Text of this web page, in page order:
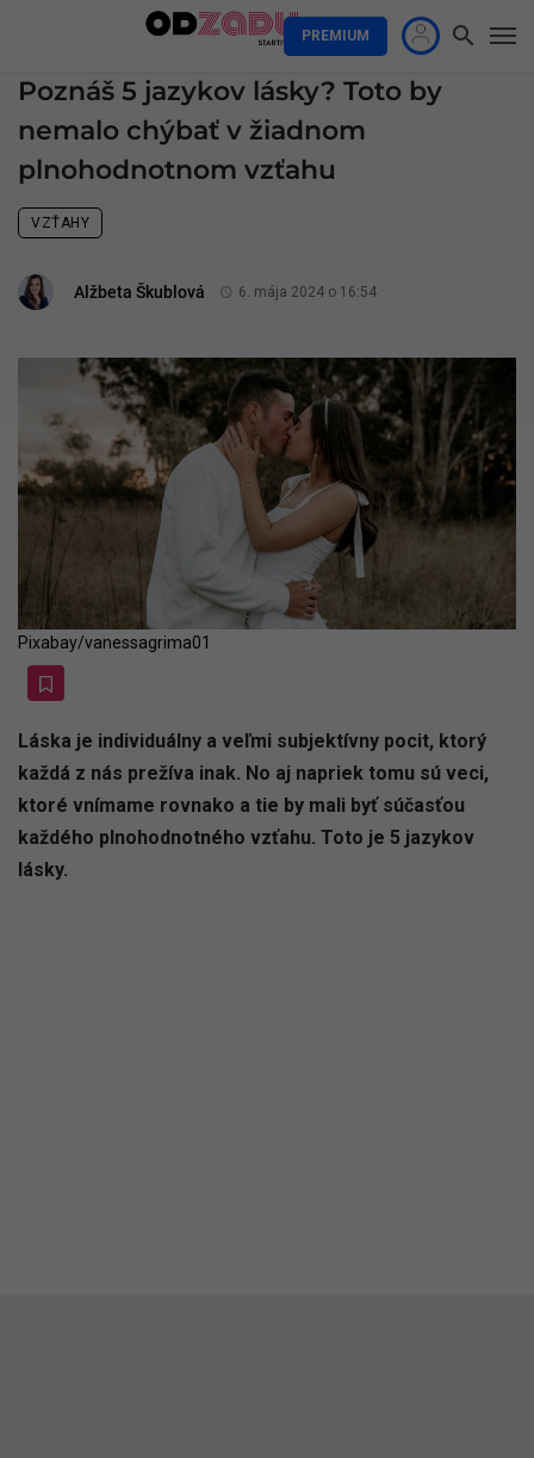
PREMIUM
Poznáš 5 jazykov lásky? Toto by
nemalo chýbať v žiadnom
plnohodnotnom vzťahu
VZŤAHY
Alžbeta Škublová 6. mája 2024 o 16:54
Pixabay/vanessagrima01
Láska je individuálny a veľmi subjektívny pocit, ktorý
každá z nás prežíva inak. No aj napriek tomu sú veci,
ktoré vnímame rovnako a tie by mali byť súčasťou
každého plnohodnotného vzťahu. Toto je 5 jazykov
lásky.